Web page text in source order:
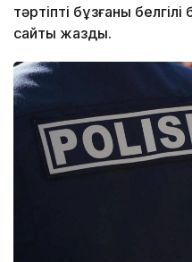
тәртіпті бұзғаны
сайты жазды.